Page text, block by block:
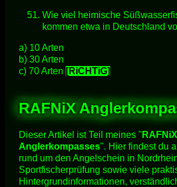
Wie viel heimische
kommen etwa in Deutschland
a) 10 Arten
b) 30 Arten
c) 70 Arten [RiCHTiG]
RAFNiX
Dieser Artikel ist Teil meines " RAFNiX
Anglerkompasses". Hier findest du
rund um den Angelschein in
Sportfischerprüfung sowie viele
Hintergrundinformationen,